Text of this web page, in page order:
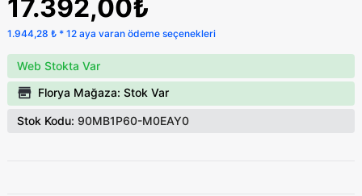
17.392,00₺
1.944,28 ₺ * 12 aya varan ödeme seçenekleri
Web Stokta Var
Florya Mağaza: Stok Var
Stok Kodu: 90MB1P60-M0EAY0